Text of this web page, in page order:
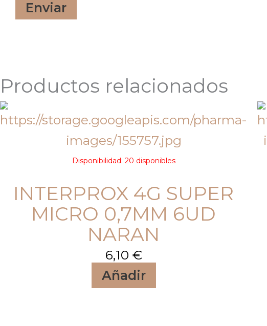
Productos relacionados
Disponibilidad: 20 disponibles
INTERPROX 4G SUPER
MICRO 0,7MM 6UD
NARAN
6,10 €
Añadir